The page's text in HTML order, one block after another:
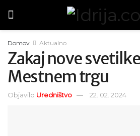
Domov Aktualno
Zakaj nove
Mestnem trgu
Objavilo Uredništvo 22. 02. 2024